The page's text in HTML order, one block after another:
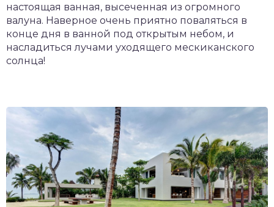
настоящая ванная, высеченная из огромного
валуна. Наверное очень приятно поваляться в
конце дня в ванной под открытым небом, и
насладиться лучами уходящего мескиканского
солнца!